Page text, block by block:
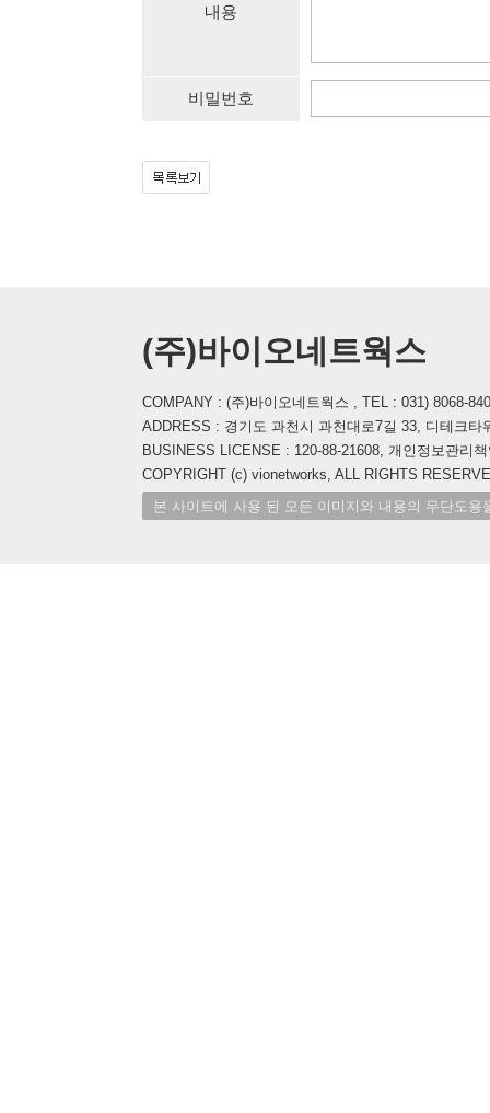
내용
비밀번호
(주)바이오네트웍스
COMPANY : (주)바이오네트웍스 , TEL : 031) 8068-
ADDRESS : 경기도 과천시 과천대로7길 33, 디테크타
BUSINESS LICENSE : 120-88-21608, 개인정보관리
COPYRIGHT (c) vionetworks, ALL RIGHTS
본 사이트에 사용 된 모든 이미지와 내용의 무단도